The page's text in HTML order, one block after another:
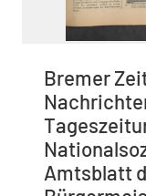
Bremer
Amtsblatt